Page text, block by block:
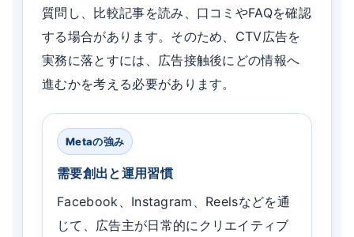
質問し、比較記事を読み、口コミやFAQを確認
する場合があります。そのため、CTV広告を
実務に落とすには、広告接触後にどの情報へ
進むかを考える必要があります。
Metaの強み
需要創出と運用習慣
Facebook、Instagram、Reelsなどを通
じて、広告主が日常的にクリエイティブ